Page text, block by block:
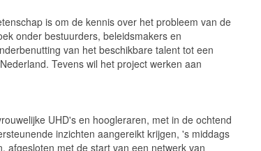
is om de kennis over het probleem van de
onder bestuurders, beleidsmakers en
van het beschikbare talent tot een
Tevens wil het project werken aan
UHD's en hoogleraren, met in de ochtend
inzichten aangereikt krijgen, 's middags
afgesloten met de start van een netwerk van